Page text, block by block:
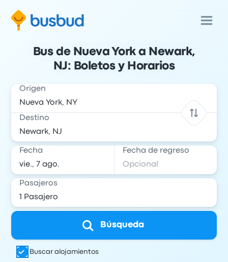
Bus de Nueva York a Newark,
NJ: Boletos y Horarios
Origen
Destino
Fecha Fecha de regreso
Pasajeros
Búsqueda
Buscar alojamientos